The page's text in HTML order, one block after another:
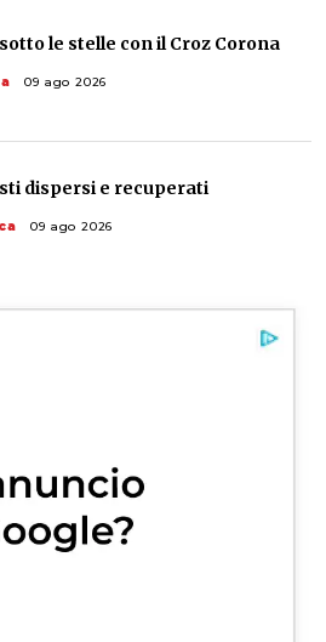
le stelle con il Croz Corona
09 ago 2026
dispersi e recuperati
09 ago 2026